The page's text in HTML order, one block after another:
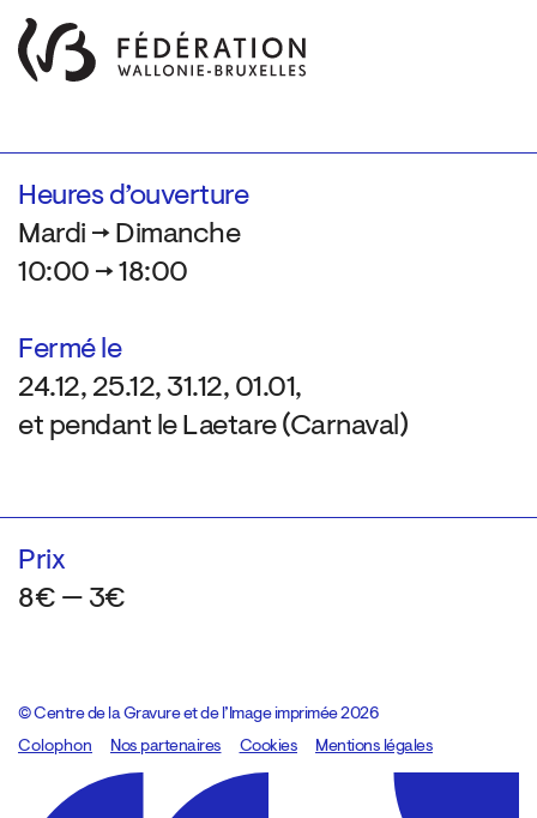
Heures d’ouverture
Mardi → Dimanche
10:00 → 18:00
Fermé le
24.12, 25.12, 31.12, 01.01,
et pendant le Laetare (Carnaval)
Prix
8€ — 3€
© Centre de la Gravure et de l’Image imprimée 2026
Colophon
Design:Marcel Kaczmarek, code:8080.studio
Nos partenaires Cookies Mentions légales